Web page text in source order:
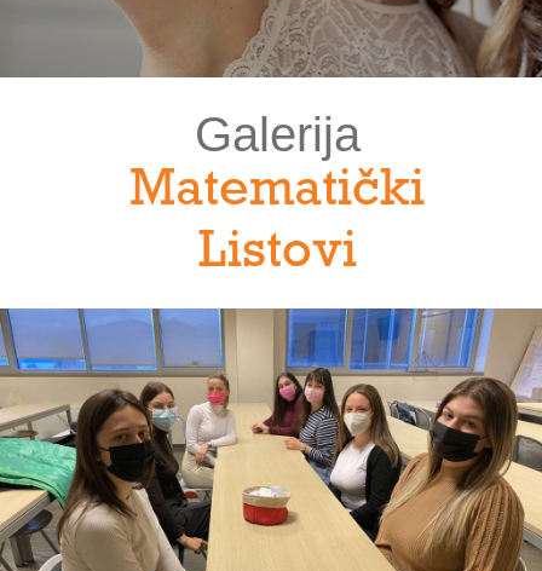
Galerija
Matematički
Listovi